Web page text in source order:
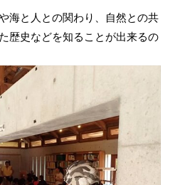
海と人との関わり、自然との共
歴史などを知ることが出来るの